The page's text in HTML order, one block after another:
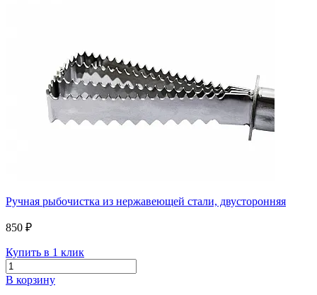
Ручная рыбочистка из нержавеющей стали, двусторонняя
850 ₽
Купить в 1 клик
В корзину